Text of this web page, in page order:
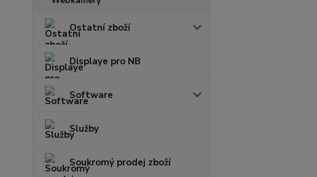
Ostatní zboží
Displaye pro NB
Software
Služby
Soukromý prodej zboží